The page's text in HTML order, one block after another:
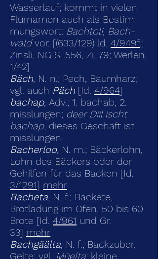
Wasserlauf; kommt in vielen
Flurnamen auch als Bestim­
mungswort: Bachtoli, Bach­
waldvor. [(633/129) ld. 4/949f.;
Zinsli, NG S. 556, Zi, 79; Werlen,
1/42]
Bäch, N. n.; Pech, Baumharz;
vgl. auch Päch [Id. 4/964]
bachap, Adv.; 1. bachab, 2.
misslungen; deer Diil ischt
bachap, dieses Geschäft ist
misslungen
Bacherloo, N. m.; Bäckerlohn,
Lohn des Bäckers oder der
Gehilfen für das Backen [Id.
3/1291] mehr
Bacheta, N. f.; Backete,
Brotladung im Ofen, 50 bis 60
Brote [Id. 4/961 und Gr.
33] mehr
Bachgäälta, N. f.; Backzuber,
Gelte; vgl. Müelta; kleine